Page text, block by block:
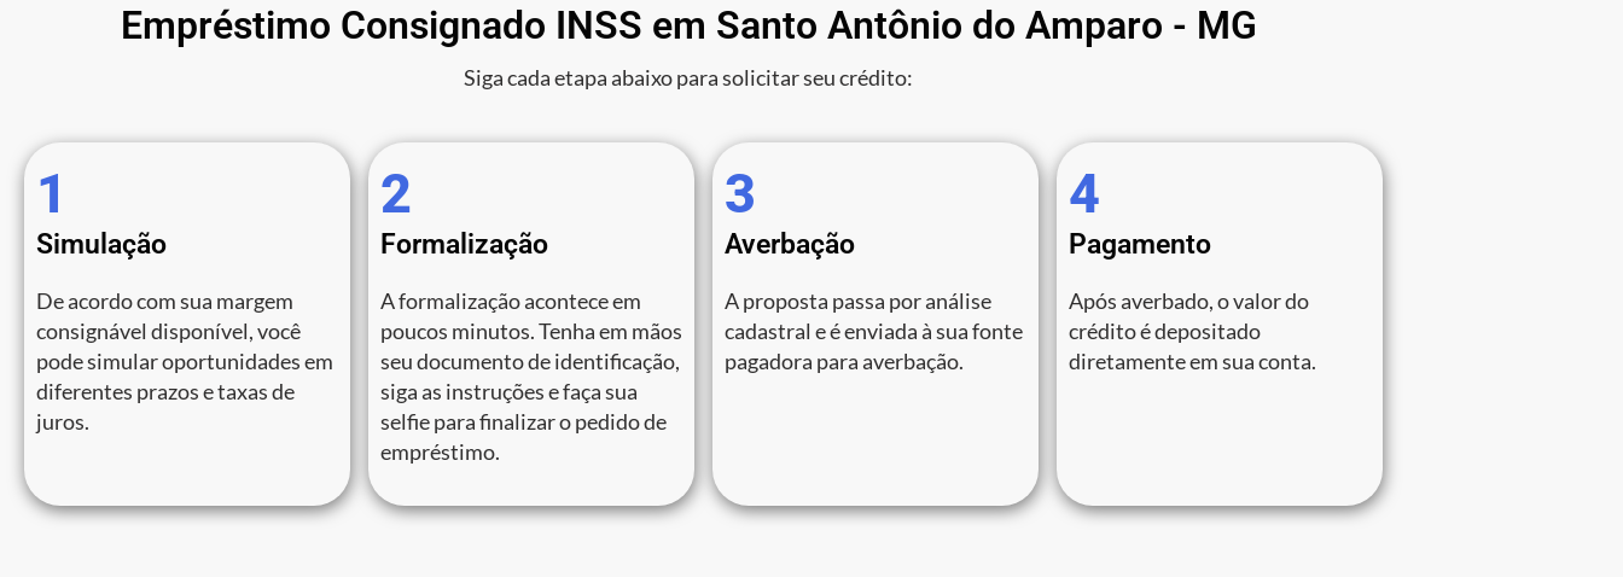
Empréstimo Consignado INSS em Santo Antônio do Amparo - MG
Siga cada etapa abaixo para solicitar seu crédito:
1
Simulação
De acordo com sua margem
consignável disponível, você
pode simular oportunidades em
diferentes prazos e taxas de
juros.
2
Formalização
A formalização acontece em
poucos minutos. Tenha em mãos
seu documento de identificação,
siga as instruções e faça sua
selfie para finalizar o pedido de
empréstimo.
3
Averbação
A proposta passa por análise
cadastral e é enviada à sua fonte
pagadora para averbação.
4
Pagamento
Após averbado, o valor do
crédito é depositado
diretamente em sua conta.